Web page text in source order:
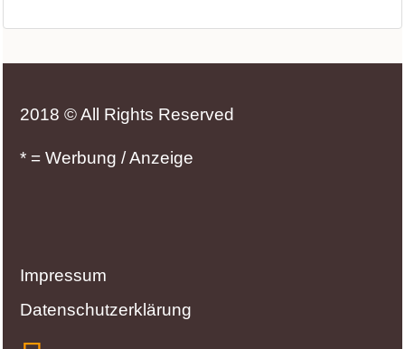
2018 © All Rights Reserved
* = Werbung / Anzeige
Impressum
Datenschutzerklärung